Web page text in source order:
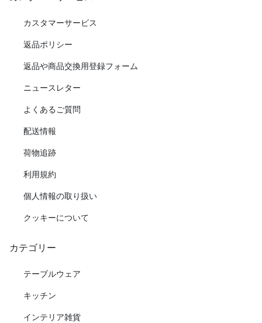
カスタマーサービス
返品ポリシー
返品や商品交換用登録フォーム
ニュースレター
よくあるご質問
配送情報
荷物追跡
利用規約
個人情報の取り扱い
クッキーについて
カテゴリー
テーブルウェア
キッチン
インテリア雑貨